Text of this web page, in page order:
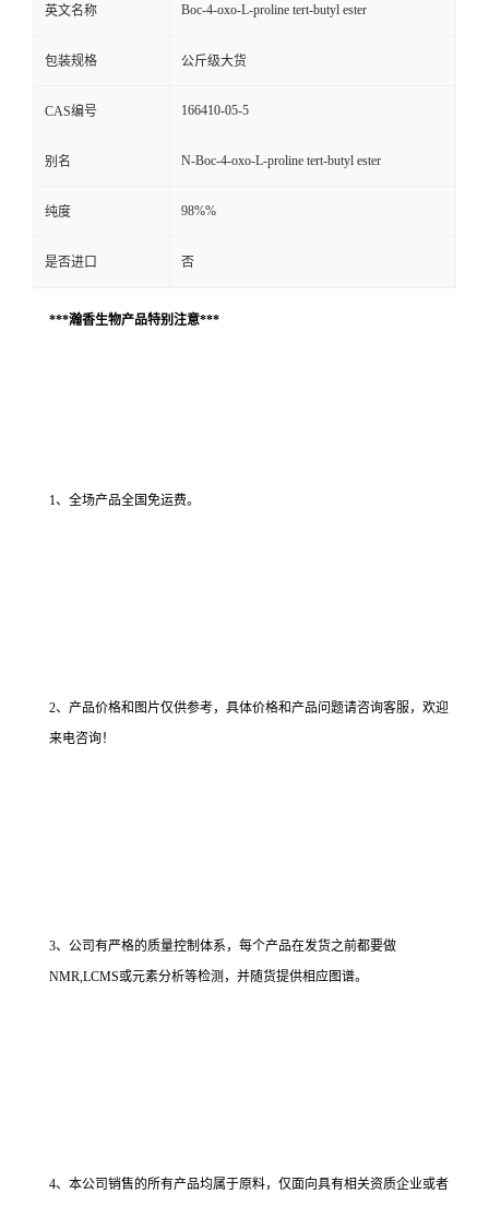
英文名称 Boc-4-oxo-L-proline tert-butyl ester
包装规格 公斤级大货
CAS编号 166410-05-5
别名 N-Boc-4-oxo-L-proline tert-butyl ester
纯度 98%%
是否进口 否
***瀚香生物产品特别注意***
1、全场产品全国免运费。
2、产品价格和图片仅供参考，具体价格和产品问题请咨询客服，欢迎
来电咨询！
3、公司有严格的质量控制体系，每个产品在发货之前都要做
NMR,LCMS或元素分析等检测，并随货提供相应图谱。
4、本公司销售的所有产品均属于原料，仅面向具有相关资质企业或者